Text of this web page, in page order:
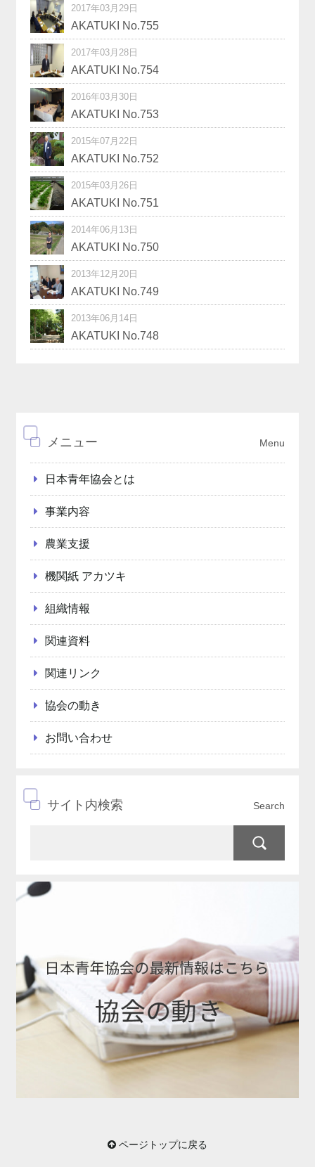
2017年03月29日
AKATUKI No.755
2017年03月28日
AKATUKI No.754
2016年03月30日
AKATUKI No.753
2015年07月22日
AKATUKI No.752
2015年03月26日
AKATUKI No.751
2014年06月13日
AKATUKI No.750
2013年12月20日
AKATUKI No.749
2013年06月14日
AKATUKI No.748
Menu
メニュー
日本青年協会とは
事業内容
農業支援
機関紙 アカツキ
組織情報
関連資料
関連リンク
協会の動き
お問い合わせ
Search
サイト内検索
ページトップに戻る